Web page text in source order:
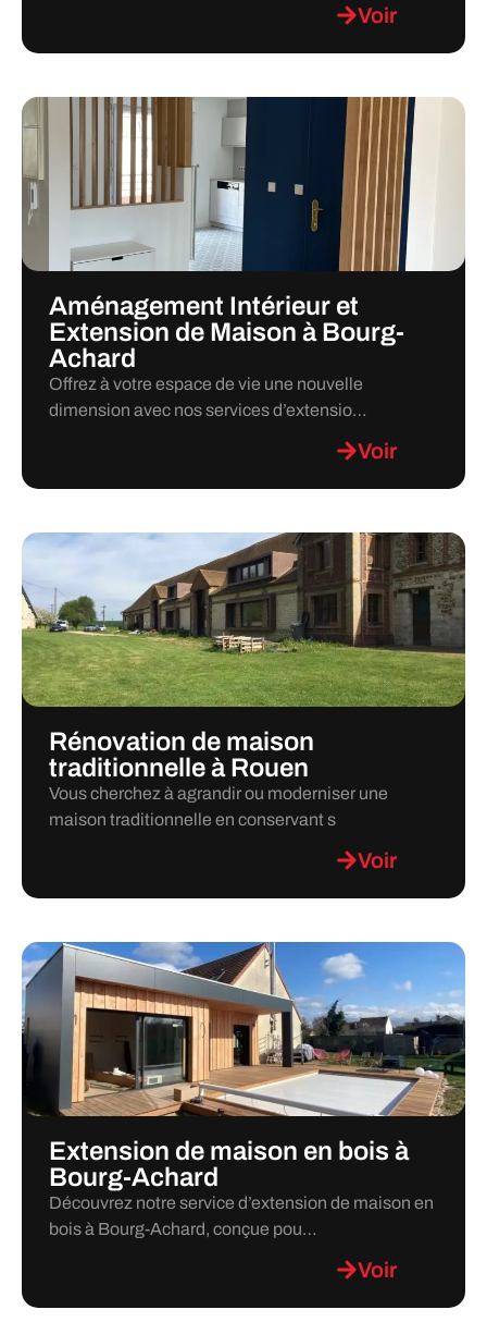
Voir
Aménagement Intérieur et
Extension de Maison à Bourg-
Achard
Offrez à votre espace de vie une nouvelle
dimension avec nos services d’extensio…
Voir
Rénovation de maison
traditionnelle à Rouen
Vous cherchez à agrandir ou moderniser une
maison traditionnelle en conservant s
Voir
Extension de maison en bois à
Bourg-Achard
Découvrez notre service d’extension de maison en
bois à Bourg-Achard, conçue pou…
Voir